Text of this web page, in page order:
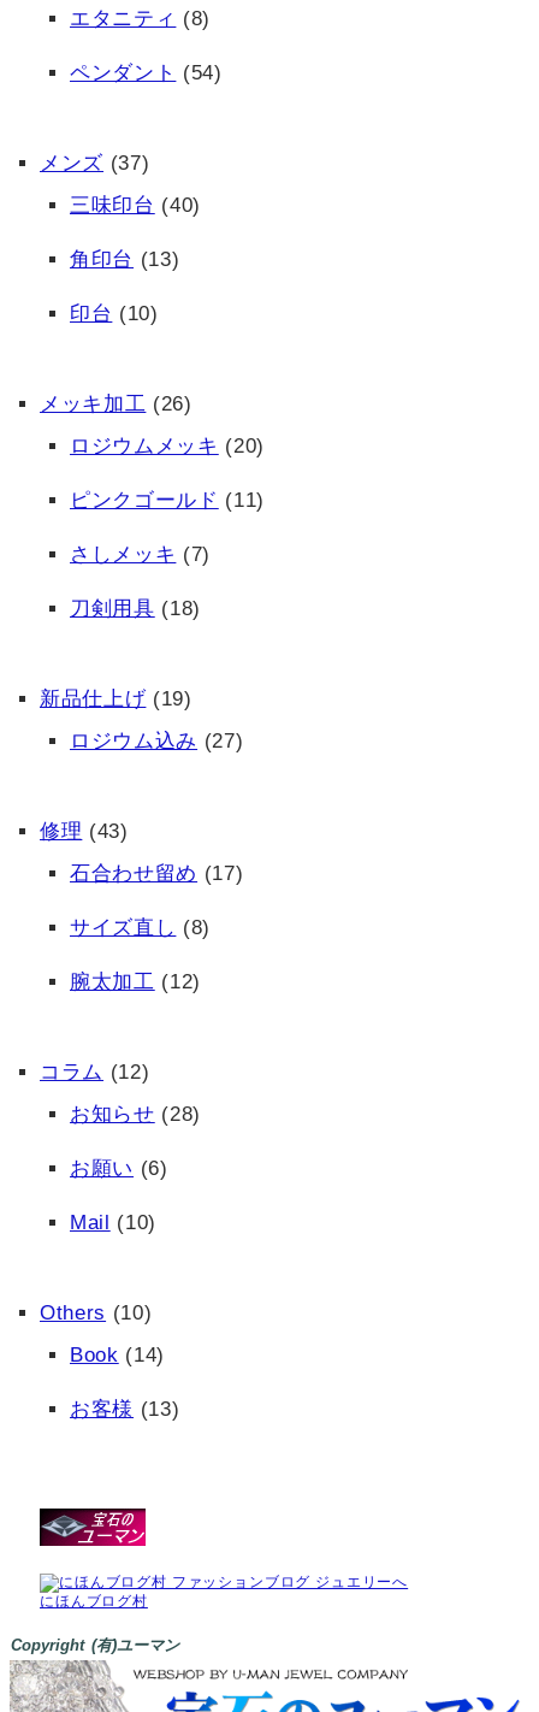
エタニティ (8)
ペンダント (54)
メンズ (37)
三味印台 (40)
角印台 (13)
印台 (10)
メッキ加工 (26)
ロジウムメッキ (20)
ピンクゴールド (11)
さしメッキ (7)
刀剣用具 (18)
新品仕上げ (19)
ロジウム込み (27)
修理 (43)
石合わせ留め (17)
サイズ直し (8)
腕太加工 (12)
コラム (12)
お知らせ (28)
お願い (6)
Mail (10)
Others (10)
Book (14)
お客様 (13)
にほんブログ村
Copyright (有)ユーマン